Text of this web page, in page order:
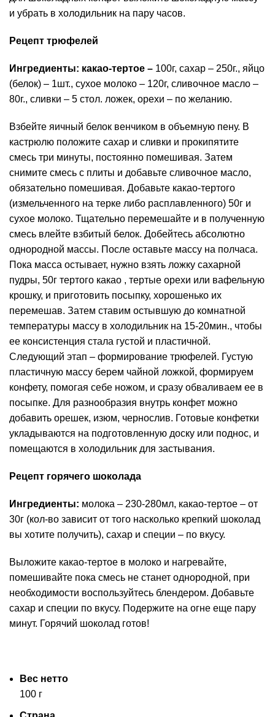
и убрать в холодильник на пару часов.
Рецепт трюфелей
Ингредиенты: какао-тертое – 100г, сахар – 250г., яйцо
(белок) – 1шт., сухое молоко – 120г, сливочное масло –
80г., сливки – 5 стол. ложек, орехи – по желанию.
Взбейте яичный белок венчиком в объемную пену. В
кастрюлю положите сахар и сливки и прокипятите
смесь три минуты, постоянно помешивая. Затем
снимите смесь с плиты и добавьте сливочное масло,
обязательно помешивая. Добавьте какао-тертого
(измельченного на терке либо расплавленного) 50г и
сухое молоко. Тщательно перемешайте и в полученную
смесь влейте взбитый белок. Добейтесь абсолютно
однородной массы. После оставьте массу на полчаса.
Пока масса остывает, нужно взять ложку сахарной
пудры, 50г тертого какао , тертые орехи или вафельную
крошку, и приготовить посыпку, хорошенько их
перемешав. Затем ставим остывшую до комнатной
температуры массу в холодильник на 15-20мин., чтобы
ее консистенция стала густой и пластичной.
Следующий этап – формирование трюфелей. Густую
пластичную массу берем чайной ложкой, формируем
конфету, помогая себе ножом, и сразу обваливаем ее в
посыпке. Для разнообразия внутрь конфет можно
добавить орешек, изюм, чернослив. Готовые конфетки
укладываются на подготовленную доску или поднос, и
помещаются в холодильник для застывания.
Рецепт горячего шоколада
Ингредиенты: молока – 230-280мл, какао-тертое – от
30г (кол-во зависит от того насколько крепкий шоколад
вы хотите получить), сахар и специи – по вкусу.
Выложите какао-тертое в молоко и нагревайте,
помешивайте пока смесь не станет однородной, при
необходимости воспользуйтесь блендером. Добавьте
сахар и специи по вкусу. Подержите на огне еще пару
минут. Горячий шоколад готов!
Вес нетто
100 г